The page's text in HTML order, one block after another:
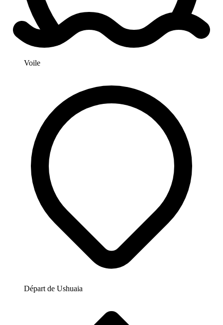
Voile
Départ de Ushuaia